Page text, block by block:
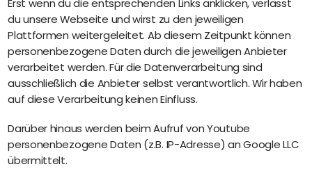
Erst wenn du die entsprechenden Links anklicken, verlässt
du unsere Webseite und wirst zu den jeweiligen
Plattformen weitergeleitet. Ab diesem Zeitpunkt können
personenbezogene Daten durch die jeweiligen Anbieter
verarbeitet werden. Für die Datenverarbeitung sind
ausschließlich die Anbieter selbst verantwortlich. Wir haben
auf diese Verarbeitung keinen Einfluss.
Darüber hinaus werden beim Aufruf von Youtube
personenbezogene Daten (z.B. IP-Adresse) an Google LLC
übermittelt.